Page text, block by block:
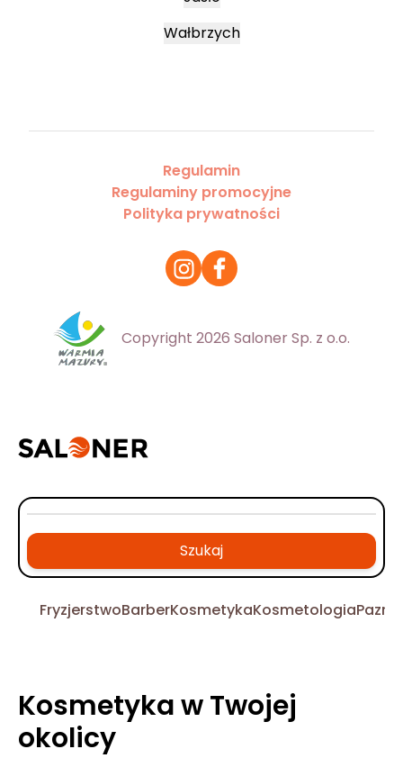
Wałbrzych
Regulamin
Regulaminy promocyjne
Polityka prywatności
Copyright 2026 Saloner Sp. z o.o.
Szukaj
FryzjerstwoBarberKosmetykaKosmetologia
Kosmetyka w Twojej
okolicy